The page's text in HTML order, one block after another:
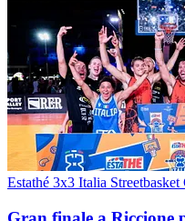
Estathé 3x3 Italia